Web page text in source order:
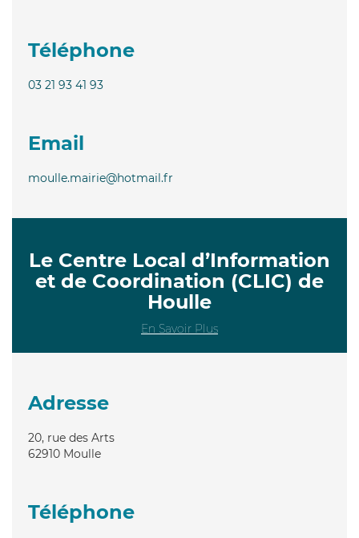
Téléphone
03 21 93 41 93
Email
moulle.mairie@hotmail.fr
Le Centre Local d’Information
et de Coordination (CLIC) de
Houlle
En Savoir Plus
Adresse
20, rue des Arts
62910 Moulle
Téléphone